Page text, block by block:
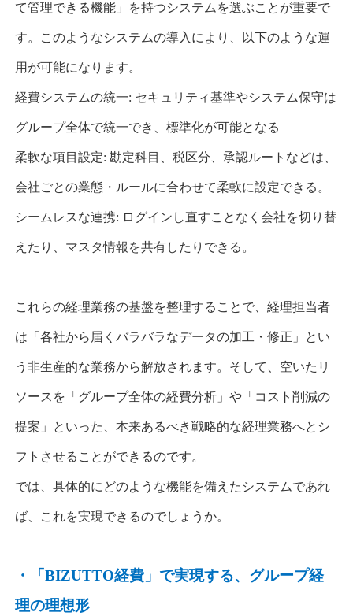
て管理できる機能」を持つシステムを選ぶことが重要で
す。このようなシステムの導入により、以下のような運
用が可能になります。
経費システムの統一: セキュリティ基準やシステム保守は
グループ全体で統一でき、標準化が可能となる
柔軟な項目設定: 勘定科目、税区分、承認ルートなどは、
会社ごとの業態・ルールに合わせて柔軟に設定できる。
シームレスな連携: ログインし直すことなく会社を切り替
えたり、マスタ情報を共有したりできる。
これらの経理業務の基盤を整理することで、経理担当者
は「各社から届くバラバラなデータの加工・修正」とい
う非生産的な業務から解放されます。そして、空いたリ
ソースを「グループ全体の経費分析」や「コスト削減の
提案」といった、本来あるべき戦略的な経理業務へとシ
フトさせることができるのです。
では、具体的にどのような機能を備えたシステムであれ
ば、これを実現できるのでしょうか。
・「BIZUTTO経費」で実現する、グループ経
理の理想形